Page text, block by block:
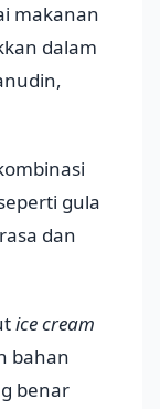
makanan
dalam
gula
dan
ice cream
bahan
benar